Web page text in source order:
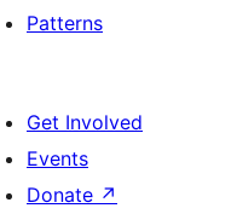
Patterns
Get Involved
Events
Donate ↗